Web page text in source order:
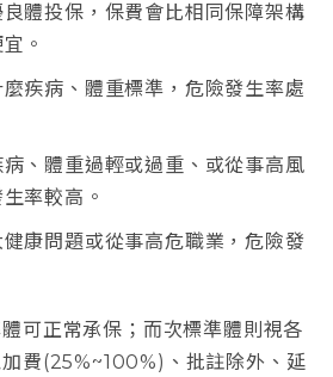
體投保，保費會比相同保障架構
。
疾病、體重標準，危險發生率處
、體重過輕或過重、或從事高風
率較高。
康問題或從事高危職業，危險發
可正常承保；而次標準體則視各
費(25%~100%)、批註除外、延